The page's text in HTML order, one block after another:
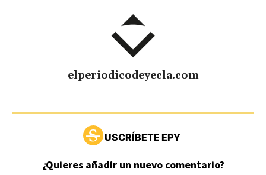
elperiodicodeyecla.com
USCRÍBETE EPY
¿Quieres añadir un nuevo comentario?